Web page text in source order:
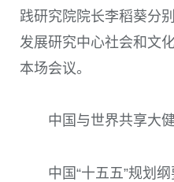
践研究院院长李稻葵分
发展研究中心社会和文
本场会议。
中国与世界共享大
中国“十五五”规划